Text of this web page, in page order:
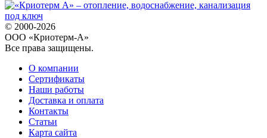
© 2000-2026
ООО «Криотерм-А»
Все права защищены.
О компании
Сертификаты
Наши работы
Доставка и оплата
Контакты
Статьи
Карта сайта